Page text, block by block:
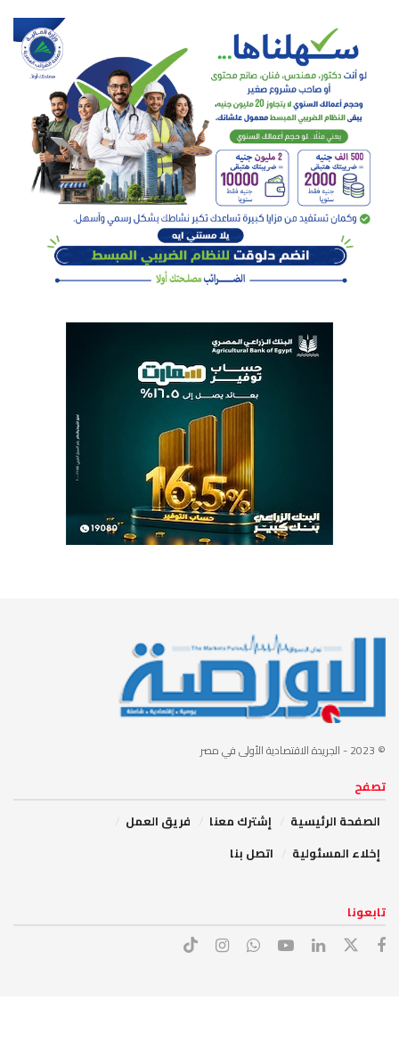
© 2023 - الجريدة الاقتصادية الأولى في مصر
تصفح
الصفحة الرئيسية
إشترك معنا
فريق العمل
إخلاء المسئولية
اتصل بنا
تابعونا